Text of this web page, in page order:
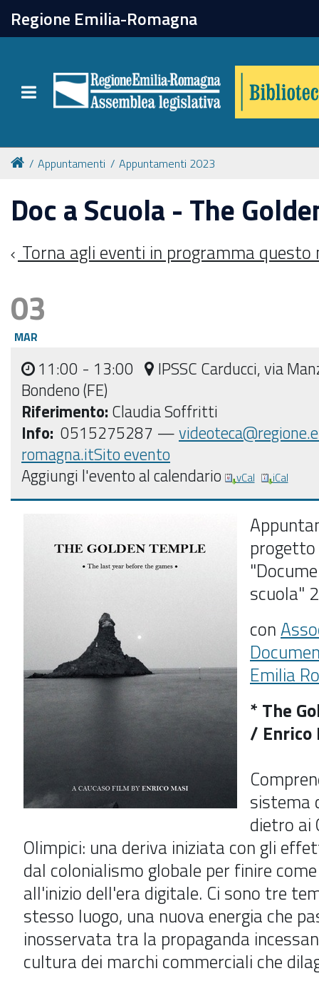
Regione Emilia-Romagna
Toggle navigation
chiudi
Catalogo online
Collezioni
Per approfondire
Appuntamenti
Prenotazione spazi
Appuntamenti Appuntamenti 2023
Doc a Scuola - The
Torna agli eventi in programma questo
03
MAR
11:00 - 13:00
IPSSC Carducci, via
Bondeno (FE)
Riferimento: Claudia Soffritti
Info: 0515275287 —
romagna.itSito evento
Aggiungi l'evento al calendario
vCal iCal
progetto
scuola"
con
Emilia
* The
/ Enrico
sistema
dietro ai
Olimpici: una deriva iniziata con gli
dal colonialismo globale per finire
all'inizio dell'era digitale. Ci sono tre
stesso luogo, una nuova energia che
inosservata tra la propaganda
cultura dei marchi commerciali che